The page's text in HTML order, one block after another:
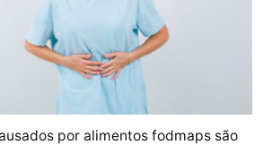
por alimentos fodmaps são